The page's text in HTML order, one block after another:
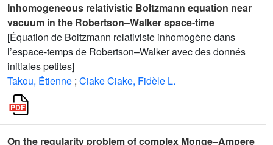
Inhomogeneous relativistic Boltzmann equation near
vacuum in the Robertson–Walker space-time
[Équation de Boltzmann relativiste inhomogène dans
l’espace-temps de Robertson–Walker avec des donnés
initiales petites]
Takou, Étienne ; Ciake Ciake, Fidèle L.
On the regularity problem of complex Monge–Ampere